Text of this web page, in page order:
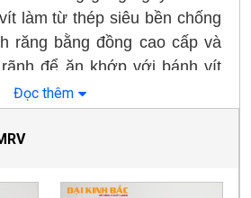
răng bằng đồng cao cấp và
để ăn khớp với bánh vít
số bánh răng sẽ khác
tốc trục vít bánh vít:
tại Việt Nam đang sử
Đọc thêm